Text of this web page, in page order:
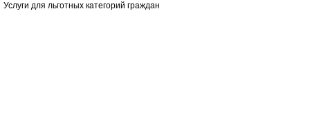
Услуги для льготных категорий граждан